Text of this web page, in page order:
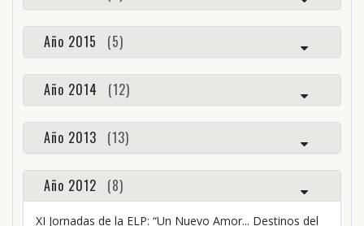
Año 2015 (5)
Año 2014 (12)
Año 2013 (13)
Año 2012 (8)
XI Jornadas de la ELP: “Un Nuevo Amor... Destinos del